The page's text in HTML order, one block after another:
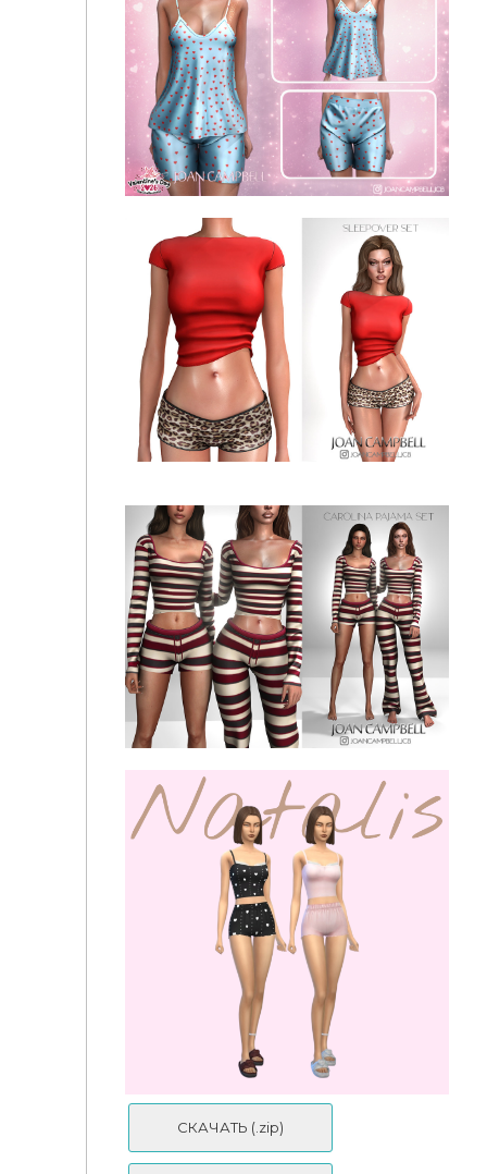
❣️Пижама - SABRINA PAJAMA SET
Футболка и шорты - SLEEPOVER SET
CAROLINA PAJAMA SET
СКАЧАТЬ (.zip)